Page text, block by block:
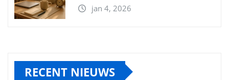
jan 4, 2026
RECENT NIEUWS